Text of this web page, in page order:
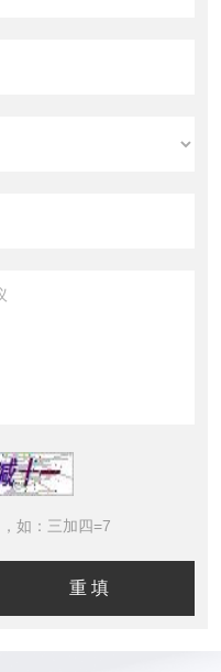
如：三加四=7